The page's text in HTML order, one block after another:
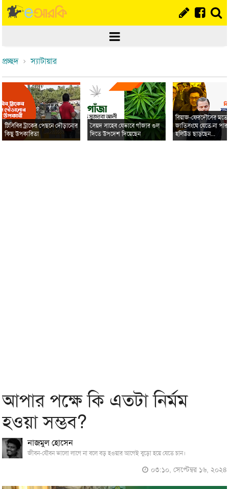
প্রচ্ছদ স্যাটায়ার
টিসিবির ট্রাকের পেছনে দৌড়ানোর
কিছু উপকারিতা
সৈয়দ সাহেব যেভাবে গাঁজার গুল
দিতে উপদেশ দিয়েছেন
রিয়াজ-ফেরদৌসের মতো
জাতিসংঘে যেতে না
হলিউড ছাড়ছেন...
আপার পক্ষে কি এতটা নির্মম
হওয়া সম্ভব?
নাজমুল হোসেন
জীবন-যৌবন ভালো লাগে না বলে বড় হওয়ার আগেই বুড়ো হয়ে যেতে চান।
০৩:১০, সেপ্টেম্বর ১৬, ২০২৪